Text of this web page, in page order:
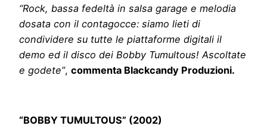
“Rock, bassa fedeltà in salsa garage e melodia
dosata con il contagocce: siamo lieti di
condividere su tutte le piattaforme digitali il
demo ed il disco dei Bobby Tumultous! Ascoltate
e godete”, commenta Blackcandy Produzioni.
“BOBBY TUMULTOUS” (2002)